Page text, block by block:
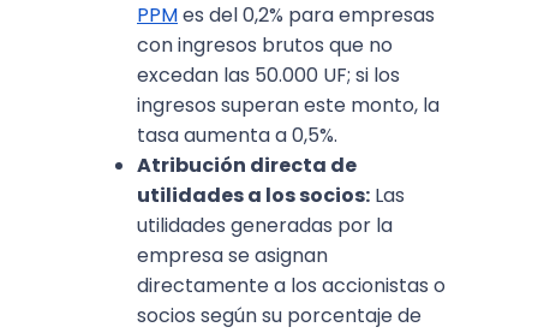
PPMes del 0,2% para empresas
con ingresos brutos que no
excedan las 50.000 UF; si los
ingresos superan este monto, la
tasa aumenta a 0,5%.
Atribución directa de
utilidades a los socios: Las
utilidades generadas por la
empresa se asignan
directamente a los accionistas o
socios según su porcentaje de